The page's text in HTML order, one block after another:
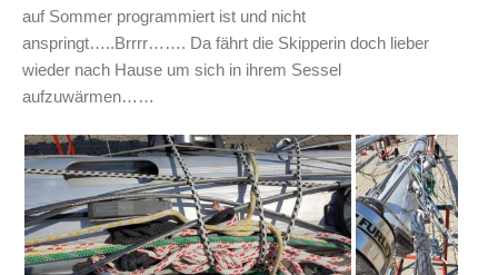
auf Sommer programmiert ist und nicht
anspringt…..Brrrr……. Da fährt die Skipperin doch lieber
wieder nach Hause um sich in ihrem Sessel
aufzuwärmen……